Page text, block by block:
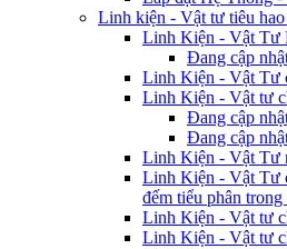
Linh kiện - Vật tư tiêu hao
Linh Kiện - Vật Tư
Đang cập
Linh Kiện - Vật Tư
Linh Kiện - Vật tư
Đang cập
Đang cập
Linh Kiện - Vật Tư
Linh Kiện - Vật Tư
đếm tiểu phân
Linh Kiện - Vật tư
Linh Kiện - Vật tư